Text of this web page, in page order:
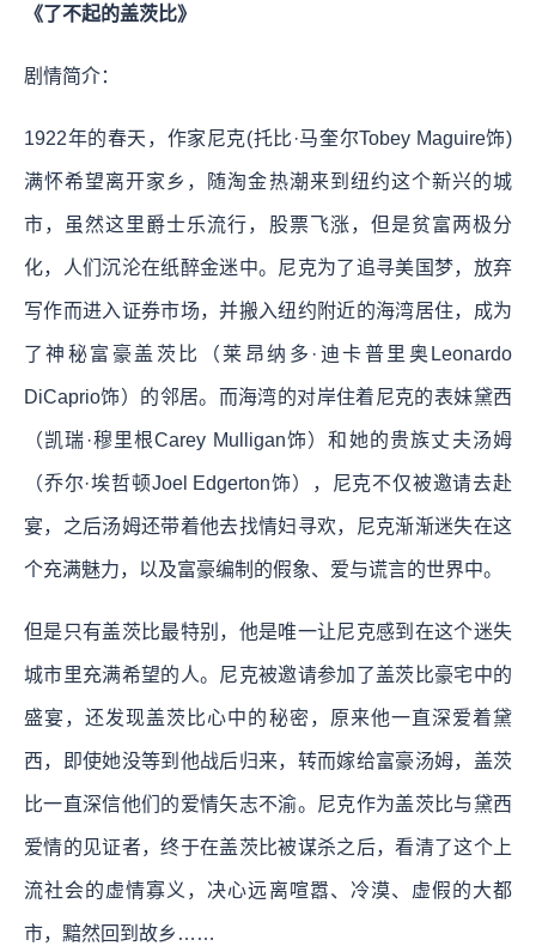
《了不起的盖茨比》
剧情简介：
1922年的春天，作家尼克(托比·马奎尔Tobey Maguire饰)
满怀希望离开家乡，随淘金热潮来到纽约这个新兴的城
市，虽然这里爵士乐流行，股票飞涨，但是贫富两极分
化，人们沉沦在纸醉金迷中。尼克为了追寻美国梦，放弃
写作而进入证券市场，并搬入纽约附近的海湾居住，成为
了神秘富豪盖茨比（莱昂纳多·迪卡普里奥Leonardo
DiCaprio饰）的邻居。而海湾的对岸住着尼克的表妹黛西
（凯瑞·穆里根Carey Mulligan饰）和她的贵族丈夫汤姆
（乔尔·埃哲顿Joel Edgerton饰），尼克不仅被邀请去赴
宴，之后汤姆还带着他去找情妇寻欢，尼克渐渐迷失在这
个充满魅力，以及富豪编制的假象、爱与谎言的世界中。
但是只有盖茨比最特别，他是唯一让尼克感到在这个迷失
城市里充满希望的人。尼克被邀请参加了盖茨比豪宅中的
盛宴，还发现盖茨比心中的秘密，原来他一直深爱着黛
西，即使她没等到他战后归来，转而嫁给富豪汤姆，盖茨
比一直深信他们的爱情矢志不渝。尼克作为盖茨比与黛西
爱情的见证者，终于在盖茨比被谋杀之后，看清了这个上
流社会的虚情寡义，决心远离喧嚣、冷漠、虚假的大都
市，黯然回到故乡……